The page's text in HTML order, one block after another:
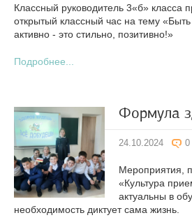
Классный руководитель 3«б» класса
открытый классный час на тему
активно - это стильно, позитивно!»
Подробнее...
Формула
24.10.2024 0
Мероприятия,
«Культура
актуальны в
необходимость диктует сама жизнь.